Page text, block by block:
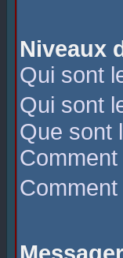
Niveaux
Qui sont
Qui sont
Que sont